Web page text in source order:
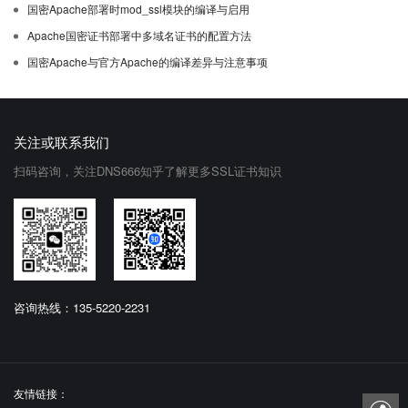
国密Apache部署时mod_ssl模块的编译与启用
Apache国密证书部署中多域名证书的配置方法
国密Apache与官方Apache的编译差异与注意事项
关注或联系我们
扫码咨询，关注DNS666知乎了解更多SSL证书知识
咨询热线：135-5220-2231
友情链接：